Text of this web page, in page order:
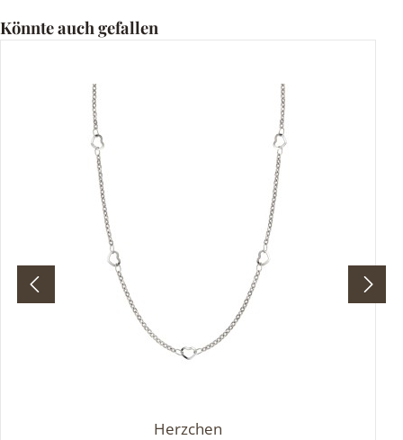
zeitlose Zurückhaltung mit einem Hauch Magie
Produktgalerie überspringen
Könnte auch gefallen
Herzchen